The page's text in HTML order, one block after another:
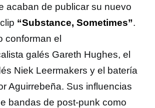
acaban de publicar su nuevo
“Substance, Sometimes”.
conforman el
galés Gareth Hughes, el
Niek Leermakers y el batería
Aguirrebeña. Sus influencias
bandas de post-punk como